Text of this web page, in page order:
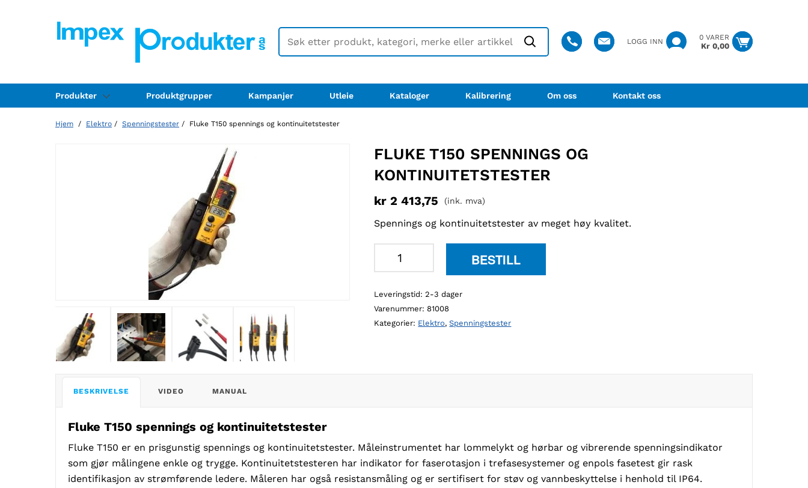
LOGG INN
0 VARER
Kr0,00
Produkter Produktgrupper Kampanjer Utleie Kataloger Kalibrering Om oss Kontakt oss
Hjem / Elektro / Spenningstester / Fluke T150 spennings og kontinuitetstester
FLUKE T150 SPENNINGS OG
KONTINUITETSTESTER
kr 2 413,75 (ink. mva)
Spennings og kontinuitetstester av meget høy kvalitet.
og
kontinuitetstester
antall
BESTILL
Leveringstid: 2-3 dager
Varenummer: 81008
Kategorier: Elektro,Spenningstester
BESKRIVELSE VIDEO MANUAL
Fluke T150 spennings og kontinuitetstester
Fluke T150 er en prisgunstig spennings og kontinuitetstester. Måleinstrumentet har lommelykt og hørbar og vibrerende spenningsindikator
som gjør målingene enkle og trygge. Kontinuitetstesteren har indikator for faserotasjon i trefasesystemer og enpols fasetest gir rask
identifikasjon av strømførende ledere. Måleren har også resistansmåling og er sertifisert for støv og vannbeskyttelse i henhold til IP64.